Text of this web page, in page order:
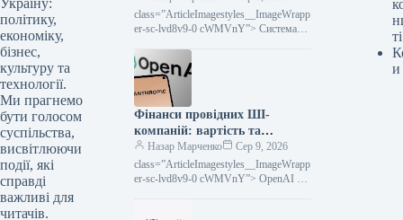
Україну:
політику,
економіку,
бізнес,
культуру та
технології.
Ми прагнемо
бути голосом
суспільства,
висвітлюючи
події, які
справді
важливі для
читачів.
class=”ArticleImagestyles__ImageWrapp
er-sc-lvd8v9-0 cWMVnY”> Система
правникам у процесі розгляду справ,
проте остаточні вердикти
залишатимуться за людьми, Фото:
magnificАдміністрація…
Фінанси провідних ШІ-
компаній: вартість та
прибутки OpenAI і Anthropic
Назар Марченко
Сер 9, 2026
class=”ArticleImagestyles__ImageWrapp
er-sc-lvd8v9-0 cWMVnY”> OpenAI та
ті
и